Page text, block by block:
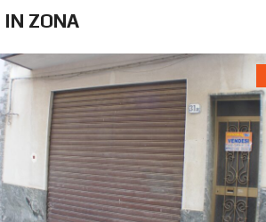
IN ZONA